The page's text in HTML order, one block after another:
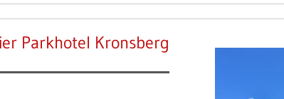
Parkhotel Kronsberg